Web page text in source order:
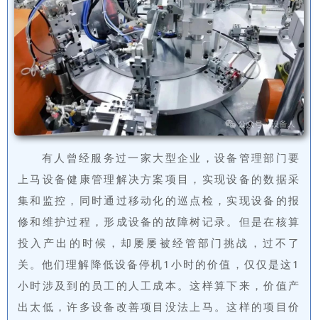
有人曾经服务过一家大型企业，设备管理部门要
上马设备健康管理解决方案项目，实现设备的数据采
集和监控，同时通过移动化的巡点检，实现设备的报
修和维护过程，形成设备的故障树记录。但是在核算
投入产出的时候，却屡屡被经管部门挑战，过不了
关。他们理解降低设备停机1小时的价值，仅仅是这1
小时涉及到的员工的人工成本。这样算下来，价值产
出太低，许多设备改善项目没法上马。这样的项目价